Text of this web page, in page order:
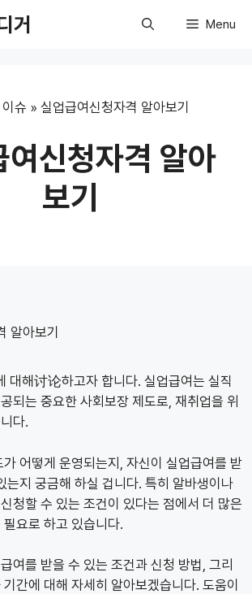
거 Menu
이슈 » 실업급여신청자격 알아보기
여신청자격 알아
보기
대해讨论하고자 합니다. 실업급여는 실직
되는 중요한 사회보장 제도로, 재취업을 위
다.
어떻게 운영되는지, 자신이 실업급여를 받
는지 궁금해 하실 겁니다. 특히 알바생이나
청할 수 있는 조건이 있다는 점에서 더 많은
요로 하고 있습니다.
여를 받을 수 있는 조건과 신청 방법, 그리
간에 대해 자세히 알아보겠습니다. 도움이